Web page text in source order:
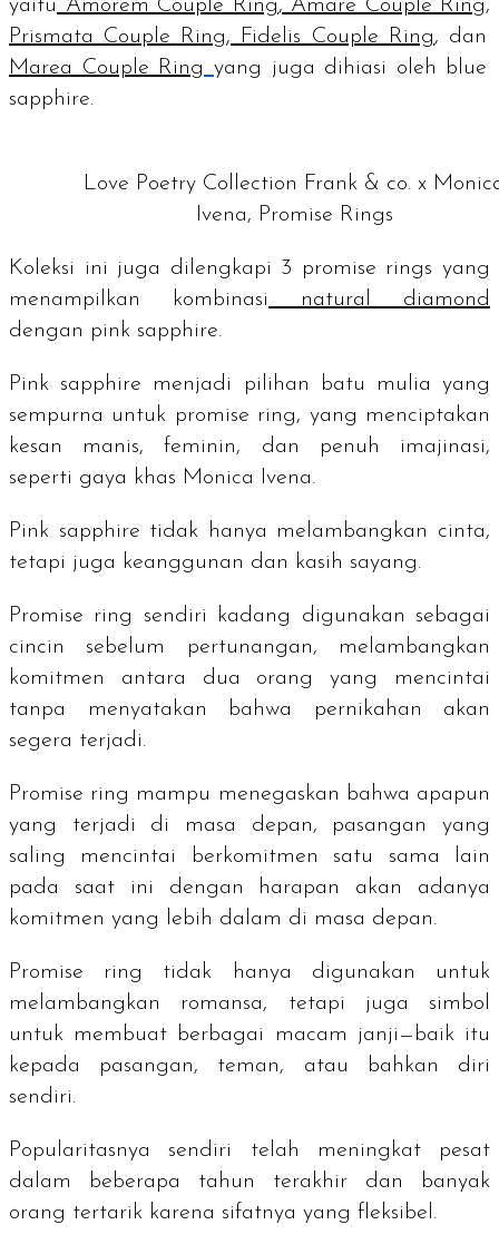
yaitu Amorem Couple Ring, Amare Couple Ring,
Prismata Couple Ring, Fidelis Couple Ring, dan
Marea Couple Ring yang juga dihiasi oleh
blue
sapphire.
Love Poetry Collection Frank & co. x
Ivena, Promise Rings
Koleksi ini juga dilengkapi 3 promise rings yang
menampilkan kombinasi
natural diamond
dengan pink sapphire.
Pink sapphire menjadi pilihan batu mulia yang
sempurna untuk promise ring, yang menciptakan
kesan manis, feminin, dan penuh imajinasi,
seperti gaya khas Monica Ivena.
Pink sapphire tidak hanya melambangkan cinta,
tetapi juga keanggunan dan kasih sayang.
Promise ring
sendiri kadang digunakan sebagai
cincin sebelum pertunangan, melambangkan
komitmen antara dua orang yang mencintai
tanpa menyatakan bahwa pernikahan akan
segera terjadi.
Promise ring mampu menegaskan bahwa apapun
yang terjadi di masa depan, pasangan yang
saling mencintai berkomitmen satu sama lain
pada saat ini dengan harapan akan adanya
komitmen yang lebih dalam di masa depan.
Promise ring
tidak hanya digunakan untuk
melambangkan romansa, tetapi juga simbol
untuk membuat berbagai macam janji—baik itu
kepada pasangan, teman, atau bahkan diri
sendiri.
Popularitasnya sendiri telah meningkat pesat
dalam beberapa tahun terakhir dan banyak
orang tertarik karena sifatnya yang fleksibel.